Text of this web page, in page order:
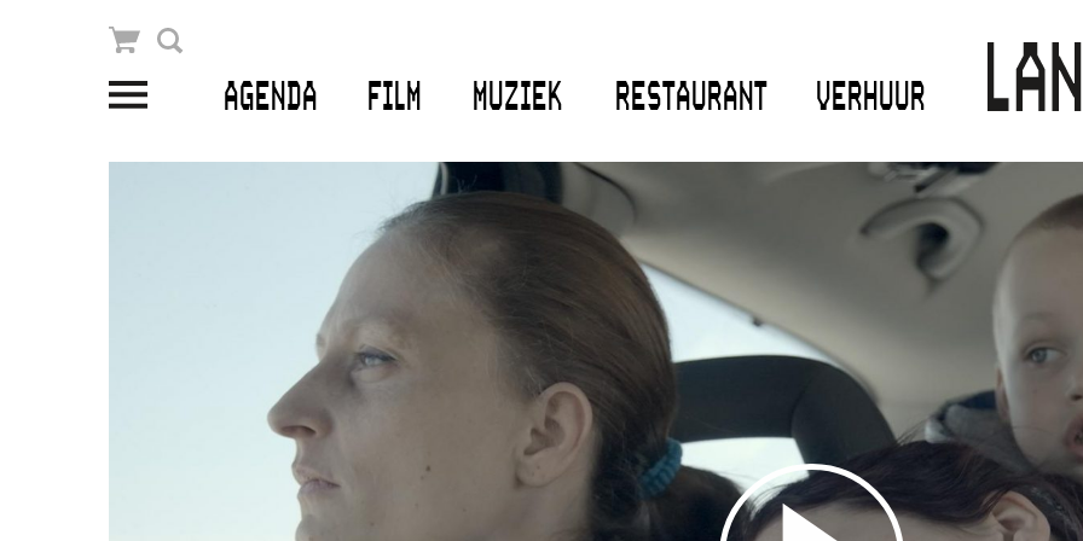
AGENDA FILM MUZIEK RESTAURANT VERHUUR
Winkelmandje
PLAN JE BEZOEK
Openingstijden & contact
Schoolvoorstellingen
Filmprogramma’s Primair Onderwijs